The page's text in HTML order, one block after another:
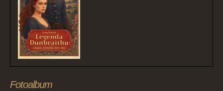
Fotoalbum